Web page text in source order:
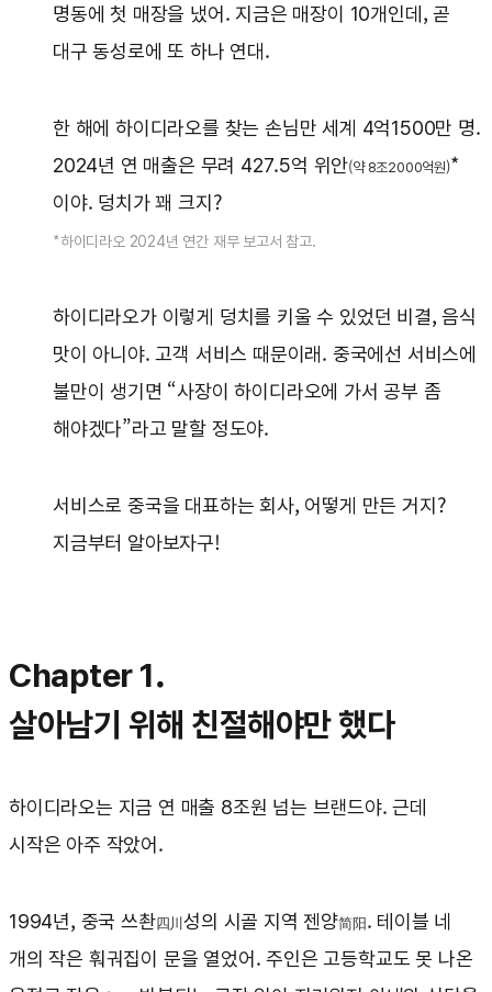
명동에 첫 매장을 냈어. 지금은 매장이 10개인데, 곧
대구 동성로에 또 하나 연대.
한 해에 하이디라오를 찾는 손님만 세계 4억1500만 명.
2024년 연 매출은 무려 427.5억 위안(약 8조2000억원)*
이야. 덩치가 꽤 크지?
*하이디라오 2024년 연간 재무 보고서 참고.
하이디라오가 이렇게 덩치를 키울 수 있었던 비결, 음식
맛이 아니야. 고객 서비스 때문이래. 중국에선 서비스에
불만이 생기면 “사장이 하이디라오에 가서 공부 좀
해야겠다”라고 말할 정도야.
서비스로 중국을 대표하는 회사, 어떻게 만든 거지?
지금부터 알아보자구!
Chapter 1.
살아남기 위해 친절해야만 했다
하이디라오는 지금 연 매출 8조원 넘는 브랜드야. 근데
시작은 아주 작았어.
1994년, 중국 쓰촨四川성의 시골 지역 젠양简阳 . 테이블 네
개의 작은 훠궈집이 문을 열었어. 주인은 고등학교도 못 나온